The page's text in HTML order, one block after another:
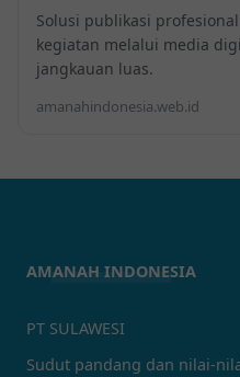
Solusi publikasi
kegiatan melalui media
jangkauan luas.
amanahindonesia.web.id
AMANAH INDONESIA
PT SULAWESI
Sudut pandang dan nilai-